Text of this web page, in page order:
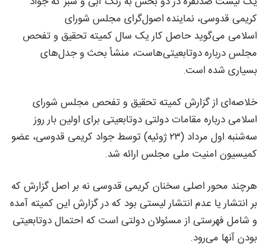
کریمی قدوسی، نماینده اصول‌گرای مجلس شورای
اسلامی می‌گوید حاصل کار یک سال کمیته تحقیق و تفحص
مجلس درباره دوتابعیتی‌هاست، منشأ بحث و جدل‌های
بسیاری شده است.
خلاصه‌ای از گزارش کمیته تحقیق و تفحص مجلس شورای
اسلامی درباره مقامات دولتی دوتابعیتی برای اولین بار روز
سه‌شنبه اول مرداد (۲۳ ژوئيه) توسط جواد کریمی قدوسی، عضو
کمیسیون امنیت ملی مجلس ارائه شد.
هرچند محور اصلی سخنان کریمی قدوسی نه بر اصل گزارش که
بر انتشار یا عدم انتشار لیستی بود که در گزارش این کمیته آمده
و شامل فهرستی از مسئولان دولتی است که احتمال دوتابعیتی
بودن آنها می‌رود.